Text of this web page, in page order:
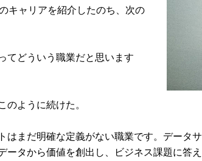
キャリアを紹介したのち、次の
てどういう職業だと思います
ように続けた。
まだ明確な定義がない職業です。データ
タから価値を創出し、ビジネス課題に答